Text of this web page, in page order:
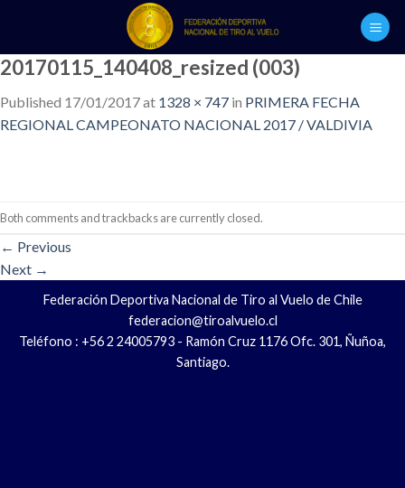
content
20170115_140408_resized (003)
Published 17/01/2017at 1328 × 747 in PRIMERA FECHA
REGIONAL CAMPEONATO NACIONAL 2017 / VALDIVIA
Both comments and trackbacks are currently closed.
← Previous
Next →
Federación Deportiva Nacional de Tiro al Vuelo de Chile
federacion@tiroalvuelo.cl
Teléfono : +56 2 24005793 - Ramón Cruz 1176 Ofc. 301, Ñuñoa,
Santiago.